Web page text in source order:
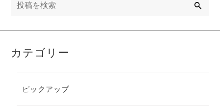
カテゴリー
ピックアップ